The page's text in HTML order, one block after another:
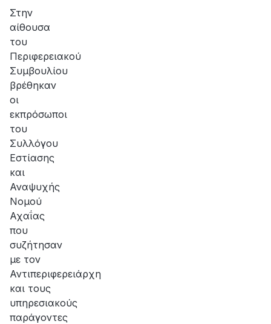
Στην
αίθουσα
του
Περιφερειακού
Συμβουλίου
βρέθηκαν
οι
εκπρόσωποι
του
Συλλόγου
Εστίασης
και
Αναψυχής
Νομού
Αχαΐας
που
συζήτησαν
με τον
Αντιπεριφερειάρχη
και τους
υπηρεσιακούς
παράγοντες